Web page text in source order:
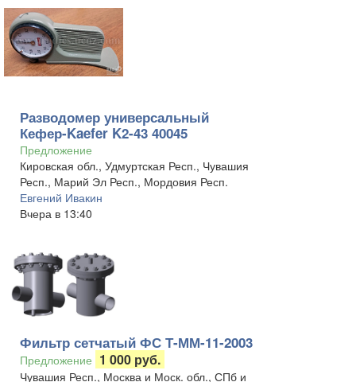
Разводомер универсальный
Кефер-Kaefer K2-43 40045
Предложение
Кировская обл., Удмуртская Респ., Чувашия
Респ., Марий Эл Респ., Мордовия Респ.
Евгений Ивакин
Вчера в 13:40
Фильтр сетчатый ФС Т-ММ-11-2003
Предложение 1 000 руб.
Чувашия Респ., Москва и Моск. обл., СПб и